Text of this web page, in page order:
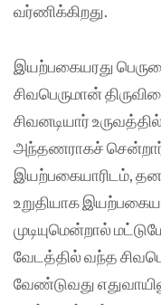
வர்ணிக்கிறது.
இயற்பகையரது
சிவபெருமான்
சிவனடியார்
அந்தணராகச்
இயற்பகையாரிடம்,
உறுதியாக
முடியுமென்றால்
வேடத்தில் வந்த
வேண்டுவது